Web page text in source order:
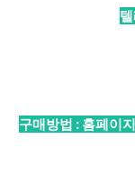
구매방법 : 홈페이